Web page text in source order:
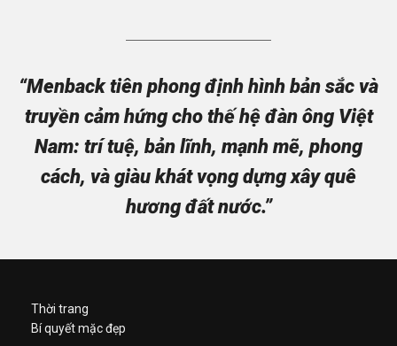
“Menback tiên phong định hình bản sắc và
truyền cảm hứng cho thế hệ đàn ông Việt
Nam: trí tuệ, bản lĩnh, mạnh mẽ, phong
cách, và giàu khát vọng dựng xây quê
hương đất nước.”
Thời trang
Bí quyết mặc đẹp